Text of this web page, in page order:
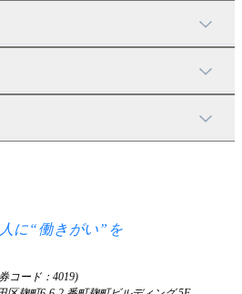
料一覧
報
料請求
に“働きがい”を
コード：4019)